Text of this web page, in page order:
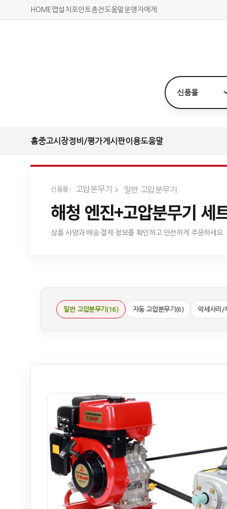
HOME 앱설치 포인트충전도움말운영자에게
홈중고시장정비/평가게시판이용도움말
신품몰 고압분무기 일반 고압분무기
해청 엔진+고압분무기 세
상품 사양과 배송·결제 정보를 확인하고 안전하게 주문하세요.
일반 고압분무기(16) 자동 고압분무기(6) 악세사리/